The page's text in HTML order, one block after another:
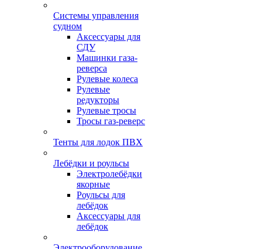
Системы управления
судном
Аксессуары для
СДУ
Машинки газа-
реверса
Рулевые колеса
Рулевые
редукторы
Рулевые тросы
Тросы газ-реверс
Тенты для лодок ПВХ
Лебёдки и роульсы
Электролебёдки
якорные
Роульсы для
лебёдок
Аксессуары для
лебёдок